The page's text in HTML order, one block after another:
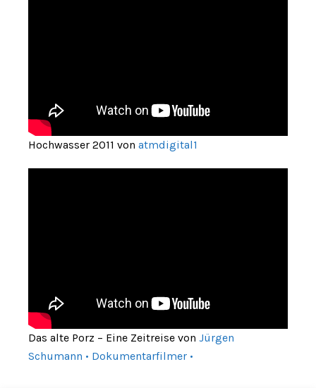
Hochwasser 2011 von atmdigital1
Das alte Porz – Eine Zeitreise von Jürgen
Schumann • Dokumentarfilmer •